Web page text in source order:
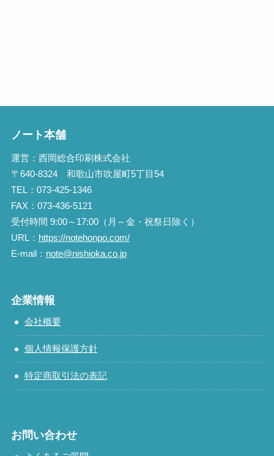
ノート本舗
運営：西岡総合印刷株式会社
〒640-8324 和歌山市吹屋町5丁目54
TEL：073-425-1346
FAX：073-436-5121
受付時間 9:00～17:00（月～金・祝祭日除く）
URL： https://notehonpo.com/
E-mail： note@nishioka.co.jp
企業情報
会社概要
個人情報保護方針
特定商取引法の表記
お問い合わせ